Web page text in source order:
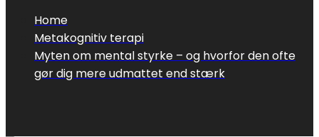
Home
Metakognitiv terapi
Myten om mental styrke – og hvorfor den ofte
gør dig mere udmattet end stærk